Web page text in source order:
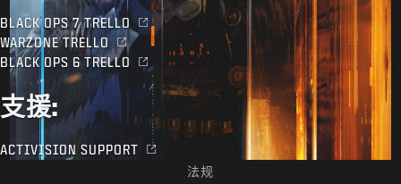
BLACK OPS 7 TRELLO
WARZONE TRELLO
BLACK OPS 6 TRELLO
支援:
ACTIVISION SUPPORT
法规